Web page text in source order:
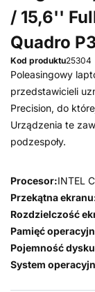
/ 15,6''
Quadro
Kod produktu25304
Poleasingowy
przedstawicieli
Precision, do
Urządzenia te
podzespoły.
Procesor:INTEL
Przekątna
Rozdzielczość
Pamięć
Pojemność
System